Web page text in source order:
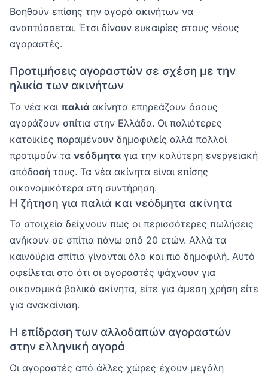
Βοηθούν επίσης την αγορά ακινήτων να
αναπτύσσεται. Έτσι δίνουν ευκαιρίες στους νέους
αγοραστές.
Προτιμήσεις αγοραστών σε σχέση με την
ηλικία των ακινήτων
Τα νέα και παλιά ακίνητα επηρεάζουν όσους
αγοράζουν σπίτια στην Ελλάδα. Οι παλιότερες
κατοικίες παραμένουν δημοφιλείς αλλά πολλοί
προτιμούν τα νεόδμητα για την καλύτερη ενεργειακή
απόδοσή τους. Τα νέα ακίνητα είναι επίσης
οικονομικότερα στη συντήρηση.
Η ζήτηση για παλιά και νεόδμητα ακίνητα
Τα στοιχεία δείχνουν πως οι περισσότερες πωλήσεις
ανήκουν σε σπίτια πάνω από 20 ετών. Αλλά τα
καινούρια σπίτια γίνονται όλο και πιο δημοφιλή. Αυτό
οφείλεται στο ότι οι αγοραστές ψάχνουν για
οικονομικά βολικά ακίνητα, είτε για άμεση χρήση είτε
για ανακαίνιση.
Η επίδραση των αλλοδαπών αγοραστών
στην ελληνική αγορά
Οι αγοραστές από άλλες χώρες έχουν μεγάλη